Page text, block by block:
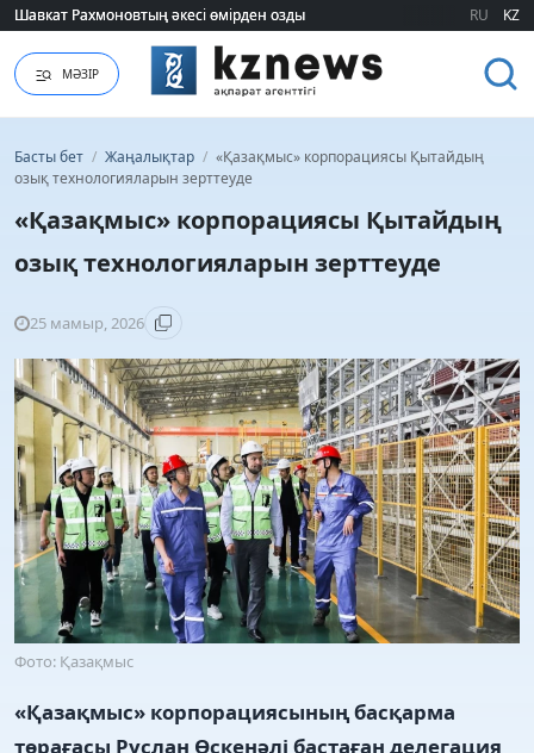
Шавкат Рахмоновтың әкесі өмірден озды
Шавкат Рахмоновтың әкесі өмірден озды RU KZ
МӘЗІР
Басты бет / Жаңалықтар / «Қазақмыс» корпорациясы Қытайдың
озық технологияларын зерттеуде
«Қазақмыс» корпорациясы Қытайдың
озық технологияларын зерттеуде
25 мамыр, 2026
Фото: Қазақмыс
«Қазақмыс» корпорациясының басқарма
төрағасы Руслан Өскенәлі бастаған делегация